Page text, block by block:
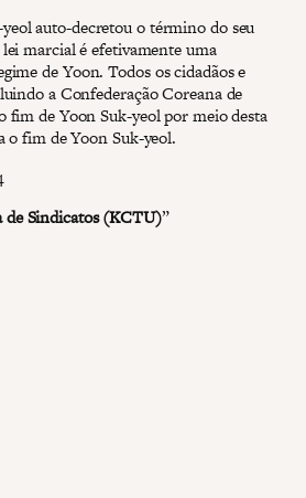
auto-decretou o término do seu
marcial é efetivamente uma
de Yoon. Todos os cidadãos e
a Confederação Coreana de
fim de Yoon Suk-yeol por meio desta
o fim de Yoon Suk-yeol.
de Sindicatos (KCTU)”